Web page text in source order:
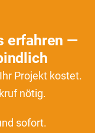
erfahren —
Projekt kostet.
nötig.
sofort.